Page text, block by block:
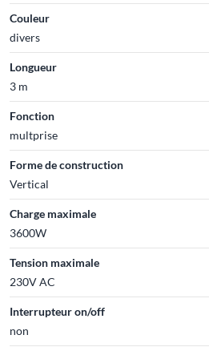
Couleur
divers
Longueur
3 m
Fonction
multprise
Forme de construction
Vertical
Charge maximale
3600W
Tension maximale
230V AC
Interrupteur on/off
non